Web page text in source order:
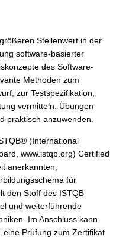
Stellenwert in der
software-basierter
des Software-
Methoden zum
zur Testspezifikation,
vermitteln. Übungen
praktisch anzuwenden.
(International
www.istqb.org) Certified
anerkannten,
für
den Stoff des ISTQB
und weiterführende
Im Anschluss kann
Prüfung zum Zertifikat